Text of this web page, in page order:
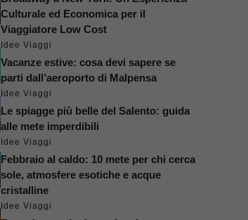
Culturale ed Economica per il
Viaggiatore Low Cost
Idee Viaggi
Vacanze estive: cosa devi sapere se
parti dall’aeroporto di Malpensa
Idee Viaggi
Le spiagge più belle del Salento: guida
alle mete imperdibili
Idee Viaggi
Febbraio al caldo: 10 mete per chi cerca
sole, atmosfere esotiche e acque
cristalline
Idee Viaggi